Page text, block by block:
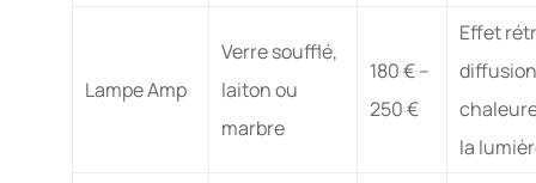
Lampe Amp
Verre soufflé,
laiton ou
marbre
180 € –
250 €
Effet
diffusion
la